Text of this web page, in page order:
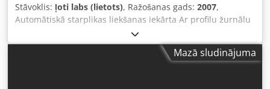
Stāvoklis: ļoti labs (lietots), Ražošanas gads: 2007,
Automātiskā starplikas liekšanas iekārta Ar profilu žurnālu
Iespējams locīt alumīnija, tērauda un "warm-edge"
(plastmasas) starplikas Universāls liekšanas rīks
alumīnijam līdz 24 mm Visas formas saskaņā ar LISEC
Mazā sludinājuma